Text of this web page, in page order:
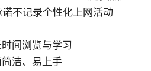
不记录个性化上网活动
间浏览与学习
洁、易上手